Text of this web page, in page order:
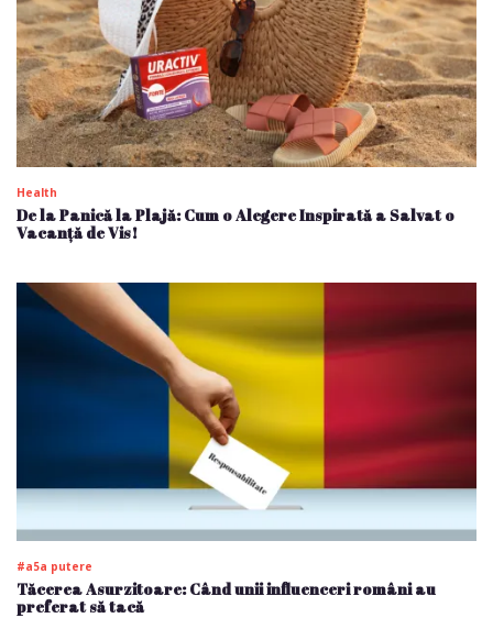
Health
De la Panică la Plajă: Cum o Alegere Inspirată a Salvat o
Vacanță de Vis!
#a5a putere
Tăcerea Asurzitoare: Când unii influenceri români au
preferat să tacă